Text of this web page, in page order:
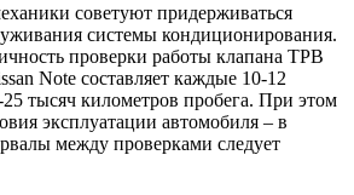
советуют придерживаться
системы кондиционирования.
проверки работы клапана ТРВ
Note составляет каждые 10-12
тысяч километров пробега. При этом
эксплуатации автомобиля – в
между проверками следует